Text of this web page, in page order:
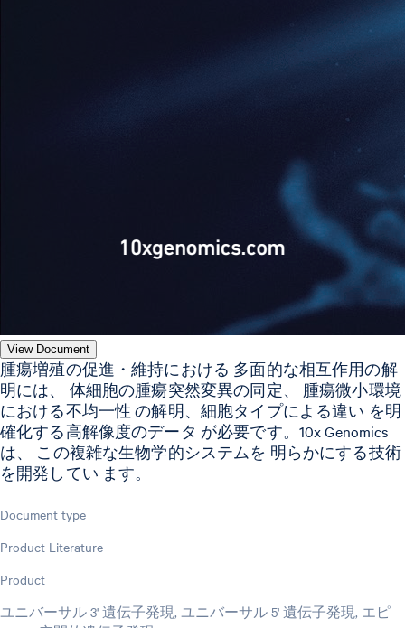
View Document
腫瘍増殖の促進・維持における 多面的な相互作用の解
明には、 体細胞の腫瘍突然変異の同定、 腫瘍微小環境
における不均一性 の解明、細胞タイプによる違い を明
確化する高解像度のデータ が必要です。10x Genomics
は、 この複雑な生物学的システムを 明らかにする技術
を開発してい ます。
Document type
Product Literature
Product
ユニバーサル 3' 遺伝子発現, ユニバーサル 5' 遺伝子発現, エピ